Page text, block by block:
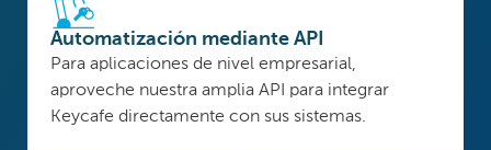
Automatización mediante API
Para aplicaciones de nivel empresarial,
aproveche nuestra amplia API para integrar
Keycafe directamente con sus sistemas.